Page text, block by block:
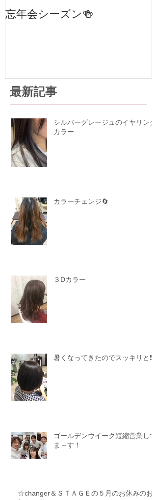
忘年会シーズン🍻
最新記事
シルバーグレージュのイヤリング
カラー
カラーチェンジ🔄
３Dカラー
暑くなってきたのでスッキリと❗️
ゴールデンウイーク短縮営業して
ま～す！
☆changer＆ＳＴＡＧＥの５月のお休みのお